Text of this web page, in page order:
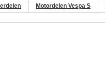
Motordelen Vespa S